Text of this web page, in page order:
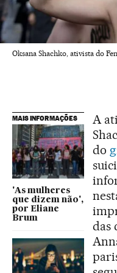
Oksana Shachko, ativista do
MAIS INFORMAÇÕES
'As mulheres
que dizem não',
por Eliane
Brum
A
do
das